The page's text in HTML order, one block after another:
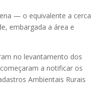
— o equivalente a cerca
embargada a área e
no levantamento dos
a notificar os
Ambientais Rurais